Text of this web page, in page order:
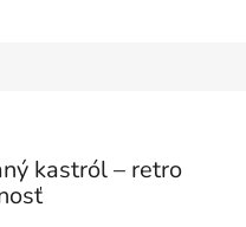
kastról – retro